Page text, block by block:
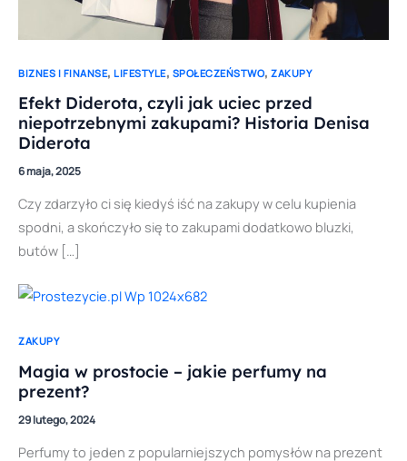
BIZNES I FINANSE, LIFESTYLE, SPOŁECZEŃSTWO, ZAKUPY
Efekt Diderota, czyli jak uciec przed
niepotrzebnymi zakupami? Historia Denisa
Diderota
6 maja, 2025
Czy zdarzyło ci się kiedyś iść na zakupy w celu kupienia
spodni, a skończyło się to zakupami dodatkowo bluzki,
butów […]
ZAKUPY
Magia w prostocie – jakie perfumy na
prezent?
29 lutego, 2024
Perfumy to jeden z popularniejszych pomysłów na prezent